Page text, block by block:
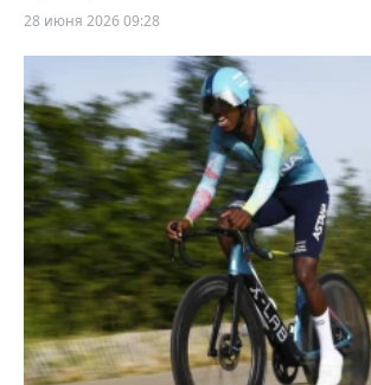
28 июня 2026 09:28